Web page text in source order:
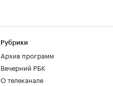
Рубрики
Архив программ
Вечерний РБК
О телеканале